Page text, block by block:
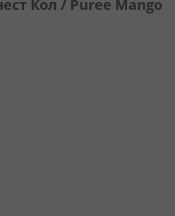
Кол / Puree Mango